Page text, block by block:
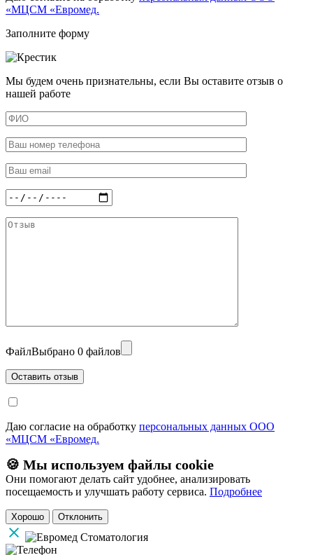
«МЦСМ «Евромед.
Заполните форму
Мы будем очень признательны, если Вы оставите отзыв о
нашей работе
ФайлВыбрано 0 файлов
Даю согласие на обработку персональных данных ООО
«МЦСМ «Евромед.
🍪 Мы используем файлы cookie
Они помогают делать сайт удобнее, анализировать
посещаемость и улучшать работу сервиса. Подробнее
Хорошо Отклонить